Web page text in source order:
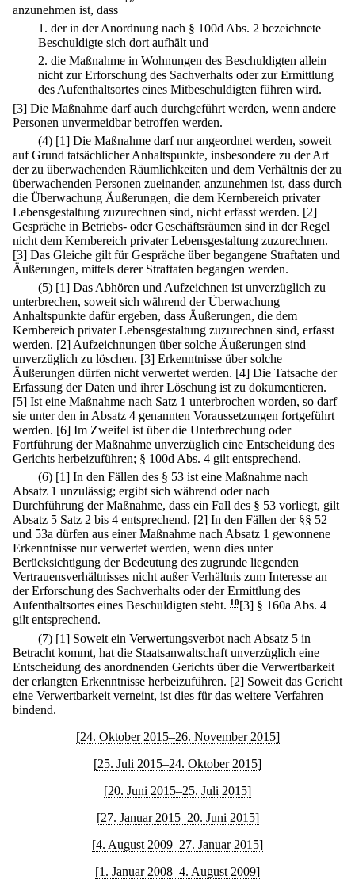
anzunehmen ist, dass
1. der in der Anordnung nach § 100d Abs. 2 bezeichnete
Beschuldigte sich dort aufhält und
2. die Maßnahme in Wohnungen des Beschuldigten allein
nicht zur Erforschung des Sachverhalts oder zur Ermittlung
des Aufenthaltsortes eines Mitbeschuldigten führen wird.
[3] Die Maßnahme darf auch durchgeführt werden, wenn andere
Personen unvermeidbar betroffen werden.
(4) [1] Die Maßnahme darf nur angeordnet werden, soweit
auf Grund tatsächlicher Anhaltspunkte, insbesondere zu der Art
der zu überwachenden Räumlichkeiten und dem Verhältnis der zu
überwachenden Personen zueinander, anzunehmen ist, dass durch
die Überwachung Äußerungen, die dem Kernbereich privater
Lebensgestaltung zuzurechnen sind, nicht erfasst werden. [2]
Gespräche in Betriebs- oder Geschäftsräumen sind in der Regel
nicht dem Kernbereich privater Lebensgestaltung zuzurechnen.
[3] Das Gleiche gilt für Gespräche über begangene Straftaten und
Äußerungen, mittels derer Straftaten begangen werden.
(5) [1] Das Abhören und Aufzeichnen ist unverzüglich zu
unterbrechen, soweit sich während der Überwachung
Anhaltspunkte dafür ergeben, dass Äußerungen, die dem
Kernbereich privater Lebensgestaltung zuzurechnen sind, erfasst
werden. [2] Aufzeichnungen über solche Äußerungen sind
unverzüglich zu löschen. [3] Erkenntnisse über solche
Äußerungen dürfen nicht verwertet werden. [4] Die Tatsache der
Erfassung der Daten und ihrer Löschung ist zu dokumentieren.
[5] Ist eine Maßnahme nach Satz 1 unterbrochen worden, so darf
sie unter den in Absatz 4 genannten Voraussetzungen fortgeführt
werden. [6] Im Zweifel ist über die Unterbrechung oder
Fortführung der Maßnahme unverzüglich eine Entscheidung des
Gerichts herbeizuführen; § 100d Abs. 4 gilt entsprechend.
(6) [1] In den Fällen des § 53 ist eine Maßnahme nach
Absatz 1 unzulässig; ergibt sich während oder nach
Durchführung der Maßnahme, dass ein Fall des § 53 vorliegt, gilt
Absatz 5 Satz 2 bis 4 entsprechend. [2] In den Fällen der §§ 52
und 53a dürfen aus einer Maßnahme nach Absatz 1 gewonnene
Erkenntnisse nur verwertet werden, wenn dies unter
Berücksichtigung der Bedeutung des zugrunde liegenden
Vertrauensverhältnisses nicht außer Verhältnis zum Interesse an
der Erforschung des Sachverhalts oder der Ermittlung des
Aufenthaltsortes eines Beschuldigten steht. 10[3] § 160a Abs. 4
gilt entsprechend.
(7) [1] Soweit ein Verwertungsverbot nach Absatz 5 in
Betracht kommt, hat die Staatsanwaltschaft unverzüglich eine
Entscheidung des anordnenden Gerichts über die Verwertbarkeit
der erlangten Erkenntnisse herbeizuführen. [2] Soweit das Gericht
eine Verwertbarkeit verneint, ist dies für das weitere Verfahren
bindend.
[24. Oktober 2015–26. November 2015]
[25. Juli 2015–24. Oktober 2015]
[20. Juni 2015–25. Juli 2015]
[27. Januar 2015–20. Juni 2015]
[4. August 2009–27. Januar 2015]
[1. Januar 2008–4. August 2009]